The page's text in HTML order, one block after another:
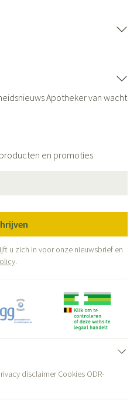
Apotheker van wacht
en promoties
u zich in voor onze nieuwsbrief en
.
disclaimer Cookies ODR-